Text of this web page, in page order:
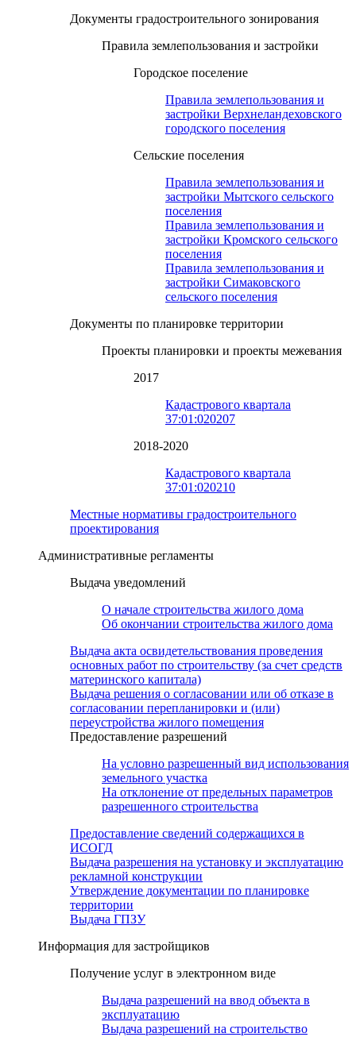
Документы градостроительного зонирования
Правила землепользования и застройки
Городское поселение
Правила землепользования и
застройки Верхнеландеховского
городского поселения
Сельские поселения
Правила землепользования и
застройки Мытского сельского
поселения
Правила землепользования и
застройки Кромского сельского
поселения
Правила землепользования и
застройки Симаковского
сельского поселения
Документы по планировке территории
Проекты планировки и проекты межевания
2017
Кадастрового квартала
37:01:020207
2018-2020
Кадастрового квартала
37:01:020210
Местные нормативы градостроительного
проектирования
Административные регламенты
Выдача уведомлений
О начале строительства жилого дома
Об окончании строительства жилого дома
Выдача акта освидетельствования проведения
основных работ по строительству (за счет средств
материнского капитала)
Выдача решения о согласовании или об отказе в
согласовании перепланировки и (или)
переустройства жилого помещения
Предоставление разрешений
На условно разрешенный вид использования
земельного участка
На отклонение от предельных параметров
разрешенного строительства
Предоставление сведений содержащихся в
ИСОГД
Выдача разрешения на установку и эксплуатацию
рекламной конструкции
Утверждение документации по планировке
территории
Выдача ГПЗУ
Информация для застройщиков
Получение услуг в электронном виде
Выдача разрешений на ввод объекта в
эксплуатацию
Выдача разрешений на строительство